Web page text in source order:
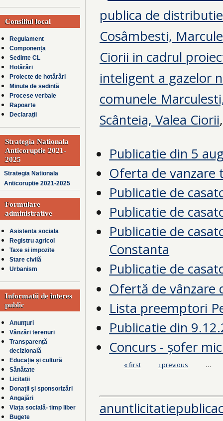
Consiliul local
Regulament
Componența
Sedinte CL
Hotărâri
Proiecte de hotărâri
Minute de ședință
Procese verbale
Rapoarte
Declarații
Strategia Nationala
Anticoruptie 2021-
2025
Strategia Nationala
Anticoruptie 2021-2025
Formulare
administrative
Asistenta sociala
Registru agricol
Taxe si impozite
Stare civilă
Urbanism
Informatii de interes
public
Anunțuri
Vânzări terenuri
Transparență
decizională
Educație și cultură
Sănătate
Licitații
Donații și sponsorizări
Angajări
Viața socială- timp liber
Bugete
publica de
Cosâmbesti,
Ciorii in cadrul
inteligent a gazelor
comunele
Scânteia, Valea Ciorii
Publicatie din 5
Oferta de vanzare
Publicatie de
Publicatie de
Publicatie de
Constanta
Publicatie de
Ofertă de vânzare
Lista preemptori
Publicatie din
Concurs - șofer
Pages« first ‹ previous …